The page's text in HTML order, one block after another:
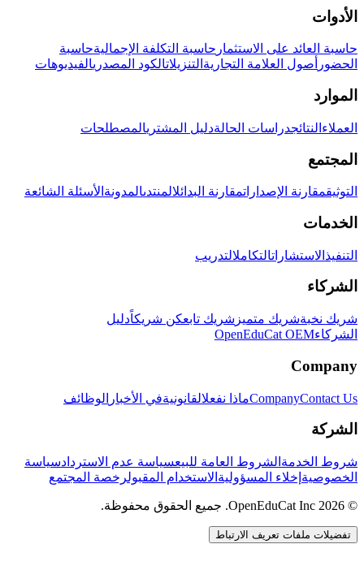
الأدوات
حاسبة العائد على الاستثمار حاسبة التكلفة الإجماليةحاسبة
الحضور أصول العلامة التجارية التنزيلاتالكود المصدريالفيديوهات
الموارد
العملاء النتائجدراسات الحالةدليل المشتريالمصطلحات
المجتمع
التوثيقمقارنة الإصداراتمقارنة البدائلالمنتدىالمدونة الأسئلة الشائعة
الخدمات
التنفيذ الاستشاراتالتكاملالتدريب
الشركاء
شريك نخبةشريك متميز شريك تابعكن شريكاًدليل
الشركاءOpenEduCat OEM
Company
CompanyContact Us ماذا نفعلالقانونيةفي الأخبار الوظائف
الشركة
شروط الخدمة الشروط العامة للبيعسياسة عدم الاستردادسياسة
الخصوصية إخلاء المسؤولية الاستخدام المقبولرخصة المجتمع
© 2026 OpenEduCat Inc. جميع الحقوق محفوظة.
تفضيلات ملفات تعريف الارتباط